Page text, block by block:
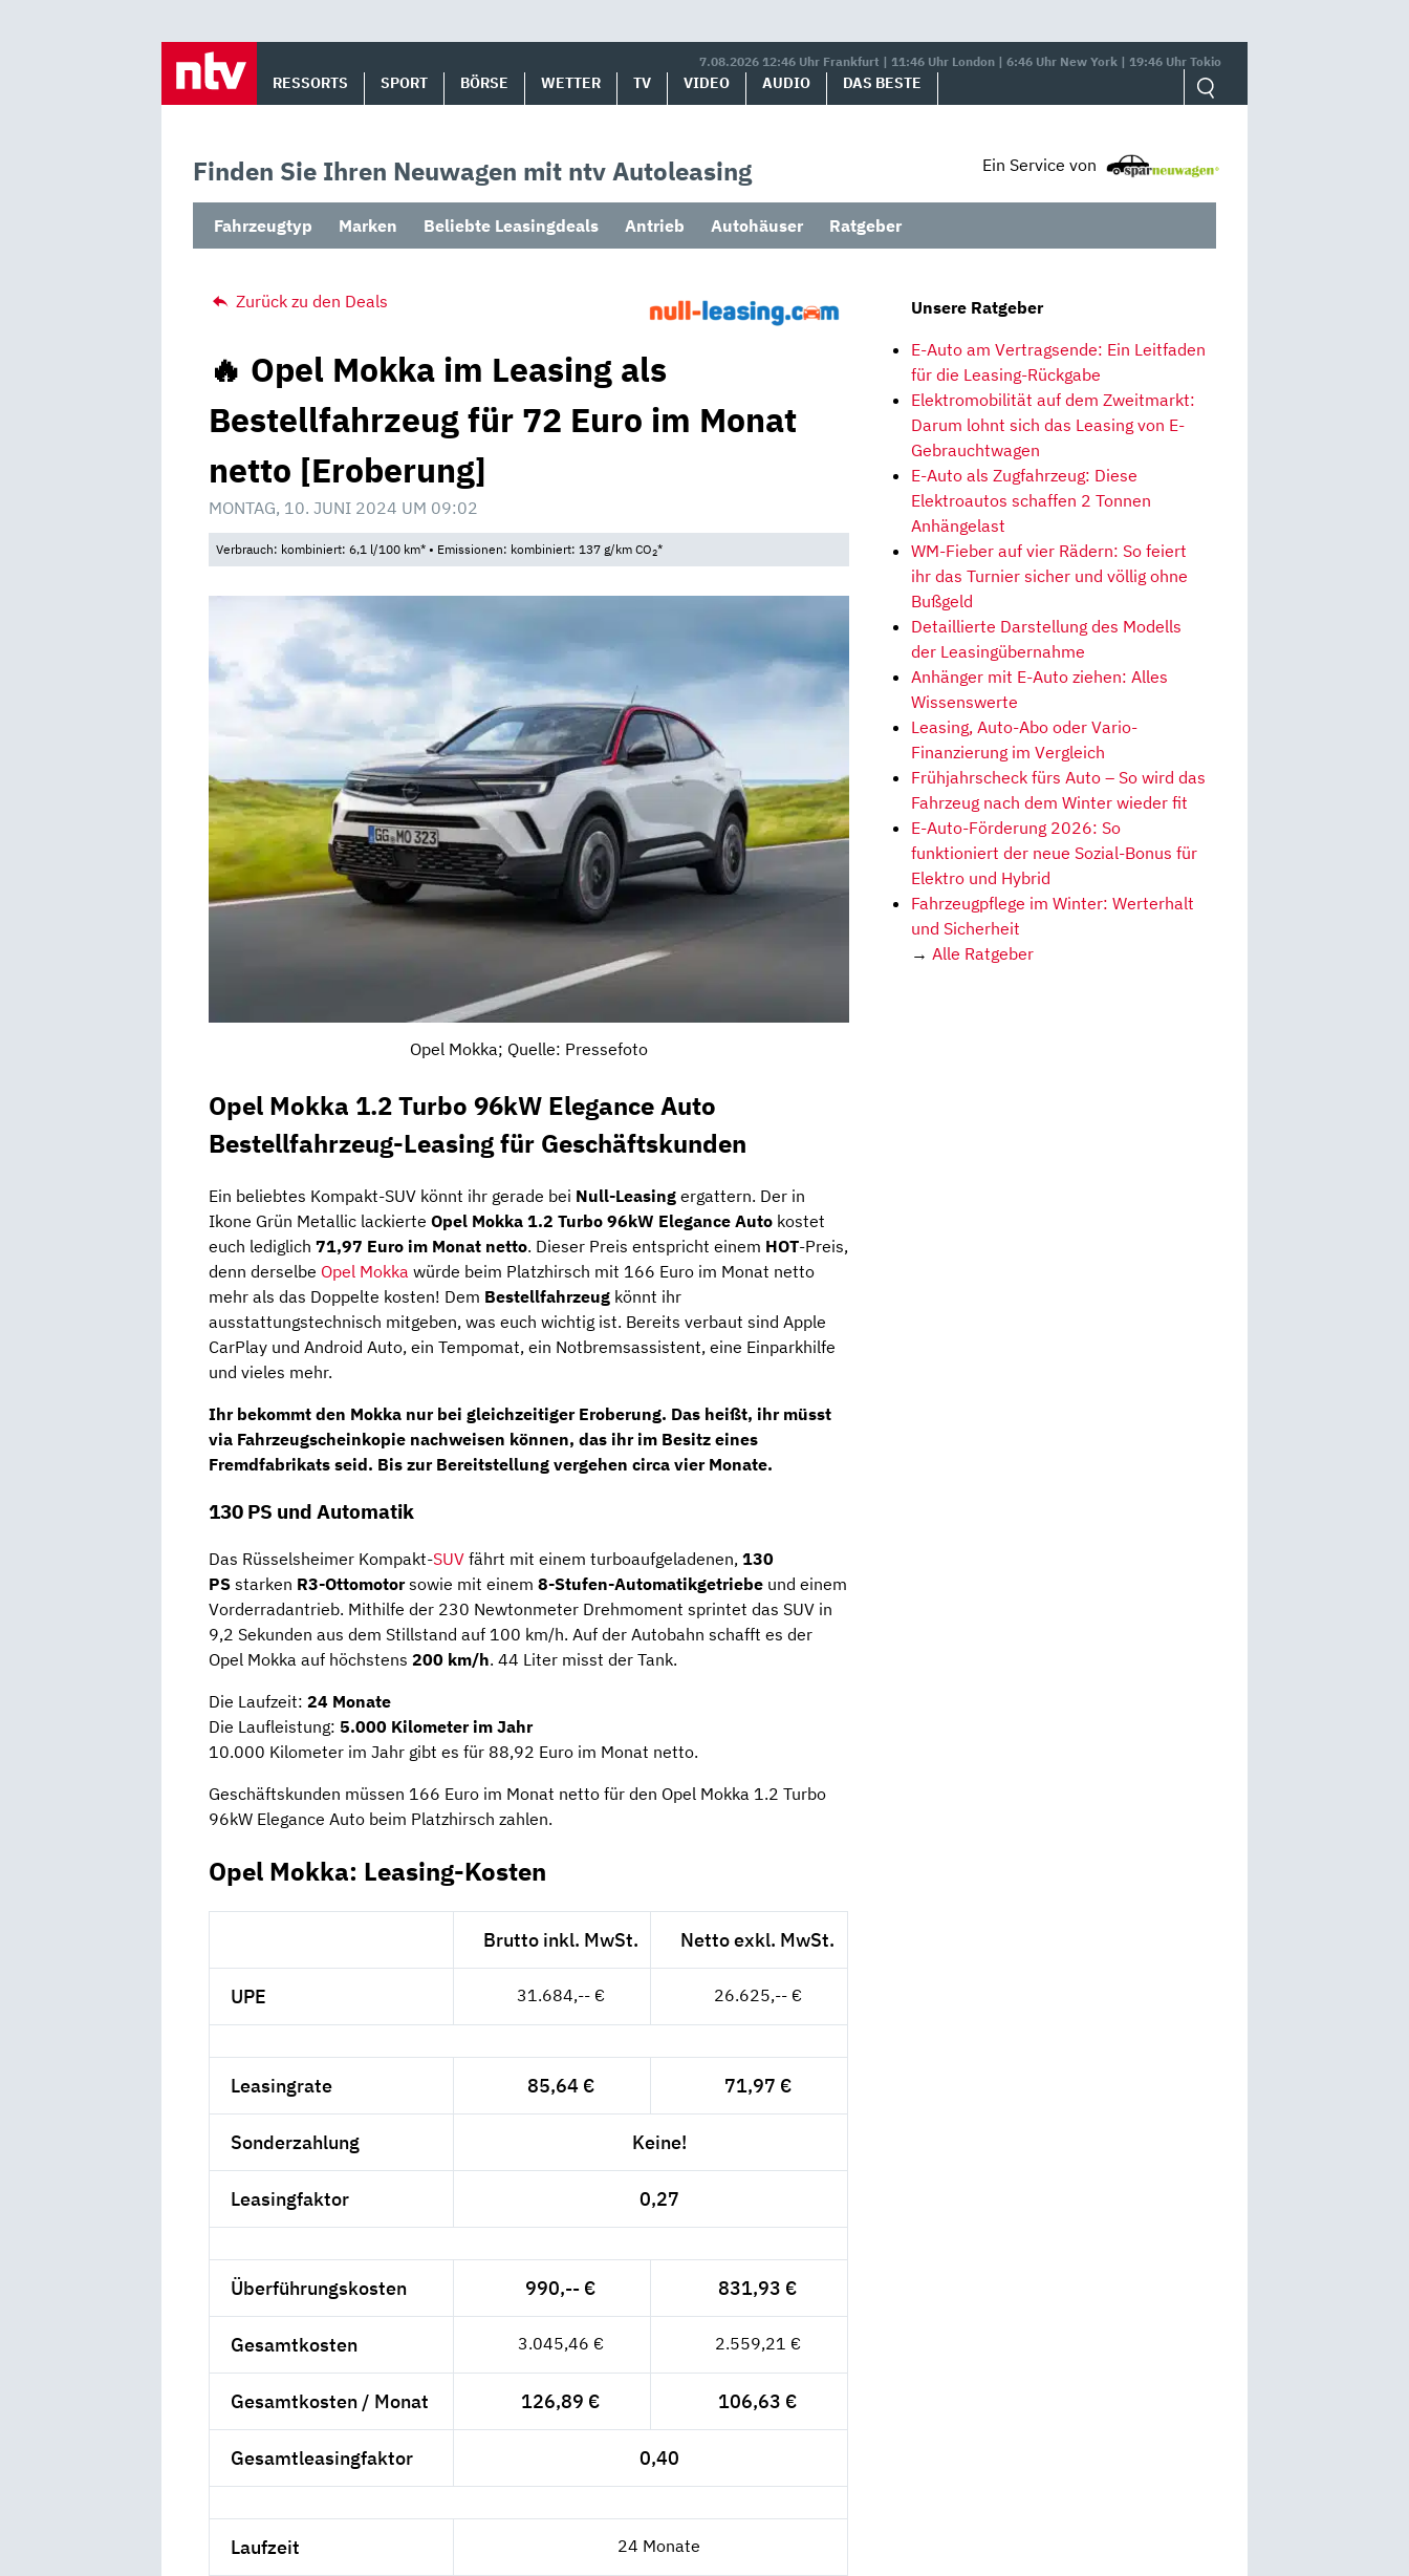
7.08.2026 12:46 Uhr Frankfurt | 11:46 Uhr London | 6:46 Uhr New York | 19:46 Uhr Tokio
RESSORTS SPORT BÖRSE WETTER TV VIDEO AUDIO DAS BESTE
Finden Sie Ihren Neuwagen mit ntv Autoleasing Ein Service von
Fahrzeugtyp Marken Beliebte Leasingdeals Antrieb Autohäuser Ratgeber
Zurück zu den Deals
🔥 Opel Mokka im Leasing als
Bestellfahrzeug für 72 Euro im Monat
netto [Eroberung]
MONTAG, 10. JUNI 2024 UM 09:02
Verbrauch: kombiniert: 6,1 l/100 km* • Emissionen: kombiniert: 137 g/km CO2*
Opel Mokka; Quelle: Pressefoto
Opel Mokka 1.2 Turbo 96kW Elegance Auto
Bestellfahrzeug-Leasing für Geschäftskunden
Ein beliebtes Kompakt-SUV könnt ihr gerade bei Null-Leasing ergattern. Der in
Ikone Grün Metallic lackierte Opel Mokka 1.2 Turbo 96kW Elegance Auto kostet
euch lediglich 71,97 Euro im Monat netto. Dieser Preis entspricht einem HOT-Preis,
denn derselbe Opel Mokka würde beim Platzhirsch mit 166 Euro im Monat netto
mehr als das Doppelte kosten! Dem Bestellfahrzeug könnt ihr
ausstattungstechnisch mitgeben, was euch wichtig ist. Bereits verbaut sind Apple
CarPlay und Android Auto, ein Tempomat, ein Notbremsassistent, eine Einparkhilfe
und vieles mehr.
Ihr bekommt den Mokka nur bei gleichzeitiger Eroberung. Das heißt, ihr müsst
via Fahrzeugscheinkopie nachweisen können, das ihr im Besitz eines
Fremdfabrikats seid. Bis zur Bereitstellung vergehen circa vier Monate.
130 PS und Automatik
Das Rüsselsheimer Kompakt-SUV fährt mit einem turboaufgeladenen, 130
PS starken R3-Ottomotorsowie mit einem 8-Stufen-Automatikgetriebe und einem
Vorderradantrieb. Mithilfe der 230 Newtonmeter Drehmoment sprintet das SUV in
9,2 Sekunden aus dem Stillstand auf 100 km/h. Auf der Autobahn schafft es der
Opel Mokka auf höchstens 200 km/h. 44 Liter misst der Tank.
Die Laufzeit: 24 Monate
Die Laufleistung: 5.000 Kilometer im Jahr
10.000 Kilometer im Jahr gibt es für 88,92 Euro im Monat netto.
Geschäftskunden müssen 166 Euro im Monat netto für den Opel Mokka 1.2 Turbo
96kW Elegance Auto beim Platzhirsch zahlen.
Opel Mokka: Leasing-Kosten
Brutto inkl. MwSt. Netto exkl. MwSt.
UPE 31.684,-- € 26.625,-- €
Leasingrate 85,64 € 71,97 €
Sonderzahlung Keine!
Leasingfaktor 0,27
Überführungskosten 990,-- € 831,93 €
Gesamtkosten 3.045,46 € 2.559,21 €
Gesamtkosten / Monat 126,89 € 106,63 €
Gesamtleasingfaktor 0,40
Laufzeit 24 Monate
Unsere Ratgeber
E-Auto am Vertragsende: Ein Leitfaden
für die Leasing-Rückgabe
Elektromobilität auf dem Zweitmarkt:
Darum lohnt sich das Leasing von E-
Gebrauchtwagen
E-Auto als Zugfahrzeug: Diese
Elektroautos schaffen 2 Tonnen
Anhängelast
WM-Fieber auf vier Rädern: So feiert
ihr das Turnier sicher und völlig ohne
Bußgeld
Detaillierte Darstellung des Modells
der Leasingübernahme
Anhänger mit E-Auto ziehen: Alles
Wissenswerte
Leasing, Auto-Abo oder Vario-
Finanzierung im Vergleich
Frühjahrscheck fürs Auto – So wird das
Fahrzeug nach dem Winter wieder fit
E-Auto-Förderung 2026: So
funktioniert der neue Sozial-Bonus für
Elektro und Hybrid
Fahrzeugpflege im Winter: Werterhalt
und Sicherheit
→ Alle Ratgeber